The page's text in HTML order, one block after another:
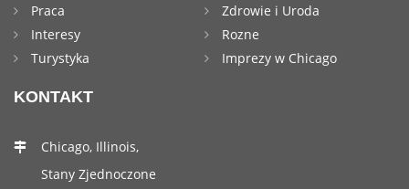
Praca
Zdrowie i Uroda
Interesy
Rozne
Turystyka
Imprezy w Chicago
KONTAKT
Chicago, Illinois,
Stany Zjednoczone